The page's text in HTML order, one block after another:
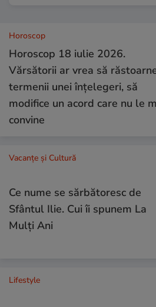
Horoscop
Horoscop 18 iulie 2026.
Vărsătorii ar vrea să
termenii unei înțelegeri, să
modifice un acord care nu le
convine
Vacanțe și Cultură
Ce nume se sărbătoresc de
Sfântul Ilie. Cui îi spunem La
Mulți Ani
Lifestyle